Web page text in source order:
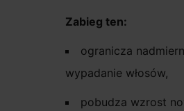
Zabieg ten:
ogranicza
wypadanie włosów,
pobudza wzrost